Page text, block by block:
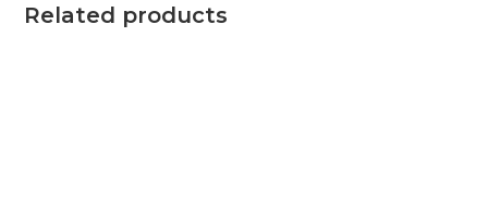
Related products